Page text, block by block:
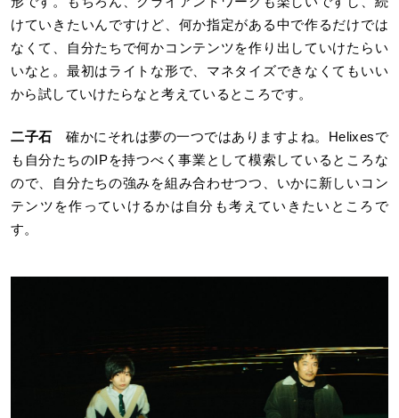
けていきたいんですけど、何か指定がある中で作るだけでは
なくて、自分たちで何かコンテンツを作り出していけたらい
いなと。最初はライトな形で、マネタイズできなくてもいい
から試していけたらなと考えているところです。
二子石 確かにそれは夢の一つではありますよね。Helixesで
も自分たちのIPを持つべく事業として模索しているところな
ので、自分たちの強みを組み合わせつつ、いかに新しいコン
テンツを作っていけるかは自分も考えていきたいところで
す。